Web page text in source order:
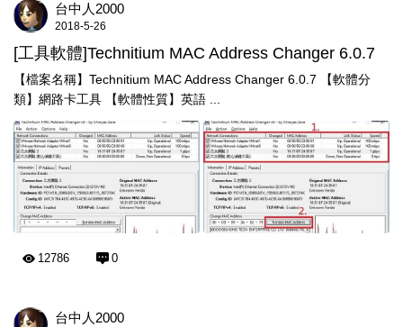
台中人2000
2018-5-26
[工具軟體]Technitium MAC Address Changer 6.0.7
【檔案名稱】Technitium MAC Address Changer 6.0.7 【軟體分
類】網路卡工具 【軟體性質】英語 ...
12786 0
台中人2000